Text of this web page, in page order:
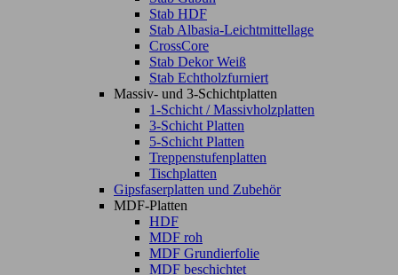
Stab HDF
Stab Albasia-Leichtmittellage
CrossCore
Stab Dekor Weiß
Stab Echtholzfurniert
Massiv- und 3-Schichtplatten
1-Schicht / Massivholzplatten
3-Schicht Platten
5-Schicht Platten
Treppenstufenplatten
Tischplatten
Gipsfaserplatten und Zubehör
MDF-Platten
HDF
MDF roh
MDF Grundierfolie
MDF beschichtet